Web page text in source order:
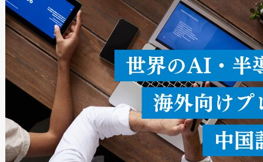
うにします。遠距離まで届く
密度なスキャ […]